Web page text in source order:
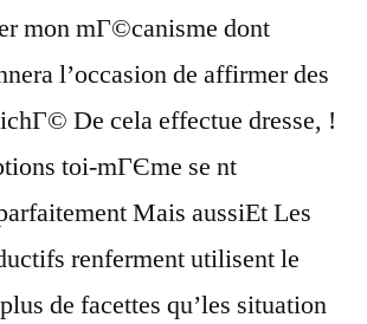
mon mГ©canisme dont
l’occasion de affirmer des
De cela effectue dresse, !
toi-mГЄme se nt
Mais aussiEt Les
renferment utilisent le
de facettes qu’les situation